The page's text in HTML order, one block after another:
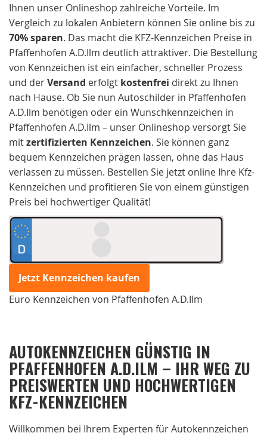
Ihnen unser Onlineshop zahlreiche Vorteile. Im
Vergleich zu lokalen Anbietern können Sie online bis zu
70% sparen. Das macht die KFZ-Kennzeichen Preise in
Pfaffenhofen A.D.Ilm deutlich attraktiver. Die Bestellung
von Kennzeichen ist ein einfacher, schneller Prozess
und derVersand erfolgt kostenfrei direkt zu Ihnen
nach Hause. Ob Sie nun Autoschilder in Pfaffenhofen
A.D.Ilm benötigen oder ein Wunschkennzeichen in
Pfaffenhofen A.D.Ilm – unser Onlineshop versorgt Sie
mitzertifizierten Kennzeichen. Sie können ganz
bequem Kennzeichen prägen lassen, ohne das Haus
verlassen zu müssen. Bestellen Sie jetzt online Ihre Kfz-
Kennzeichen und profitieren Sie von einem günstigen
Preis bei hochwertiger Qualität!
Jetzt Kennzeichen kaufen
Euro Kennzeichen von Pfaffenhofen A.D.Ilm
AUTOKENNZEICHEN GÜNSTIG IN
PFAFFENHOFEN A.D.ILM – IHR WEG ZU
PREISWERTEN UND HOCHWERTIGEN
KFZ-KENNZEICHEN
Willkommen bei Ihrem Experten für Autokennzeichen